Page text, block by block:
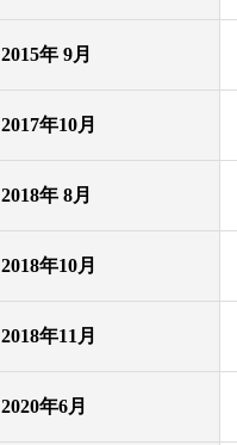
2015年 9月
2017年10月
2018年 8月
2018年10月
2018年11月
2020年6月